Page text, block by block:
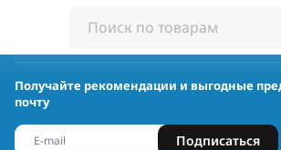
Получайте рекомендации и выгодные
почту
Подписаться